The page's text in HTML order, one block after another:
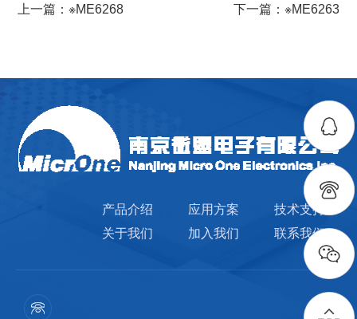
上一篇：※ME6268 下一篇：※ME6263
产品介绍 应用方案
技术支持
关于我们
加入我们 联系我们